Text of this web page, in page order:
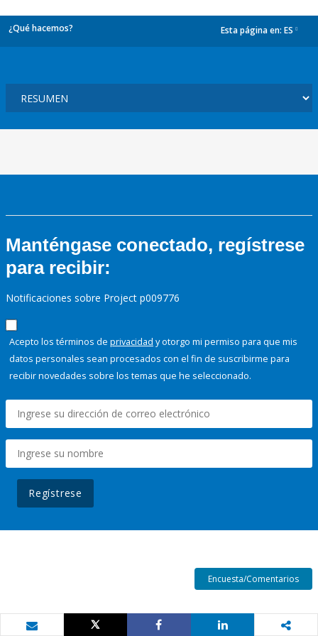
¿Qué hacemos? Esta página en: ES
Manténgase conectado, regístrese
para recibir:
Notificaciones sobre Project p009776
Acepto los términos de privacidad y otorgo mi permiso para que mis
datos personales sean procesados con el fin de suscribirme para
recibir novedades sobre los temas que he seleccionado.
Regístrese
Encuesta/Comentarios